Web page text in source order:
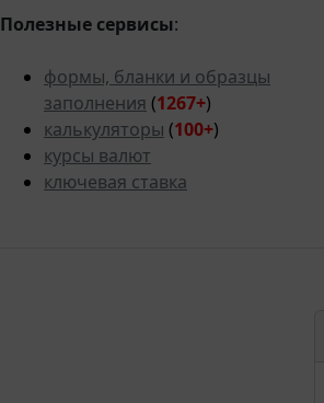
Полезные сервисы:
формы, бланки и образцы
заполнения (1267+)
калькуляторы (100+)
курсы валют
ключевая ставка